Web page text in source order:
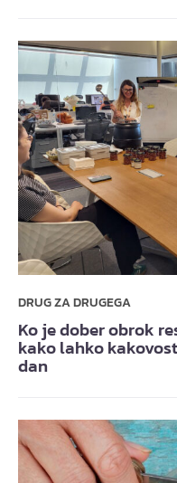
DRUG ZA DRUGEGA
Ko je dober obrok
kako lahko
dan